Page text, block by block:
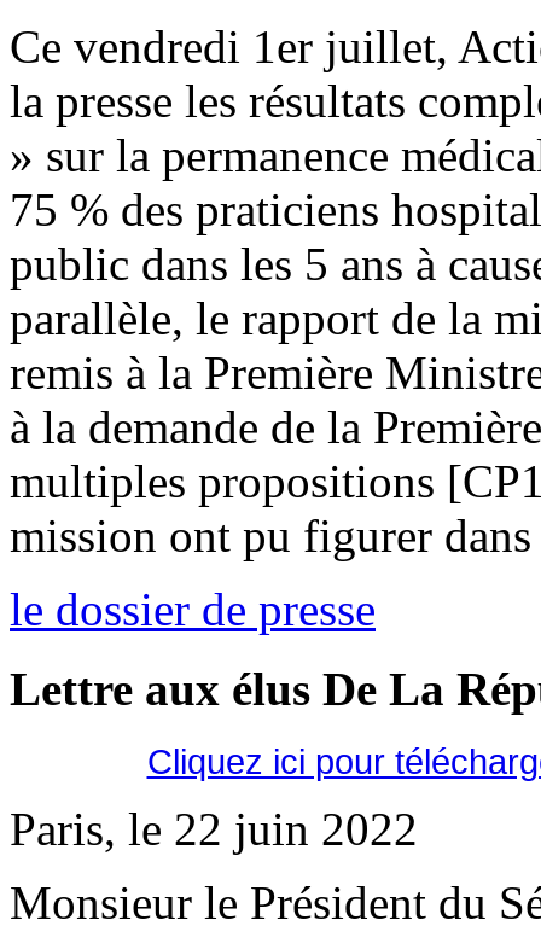
Ce vendredi 1er juillet,
la presse les résultats
» sur la permanence
75 % des praticiens
public dans les 5 ans à
parallèle, le rapport de la
remis à la Première
à la demande de la
multiples propositions
mission ont pu figurer
le dossier de presse
Lettre aux élus De La
Cliquez ici pour
Paris, le 22 juin 2022
Monsieur le Président du